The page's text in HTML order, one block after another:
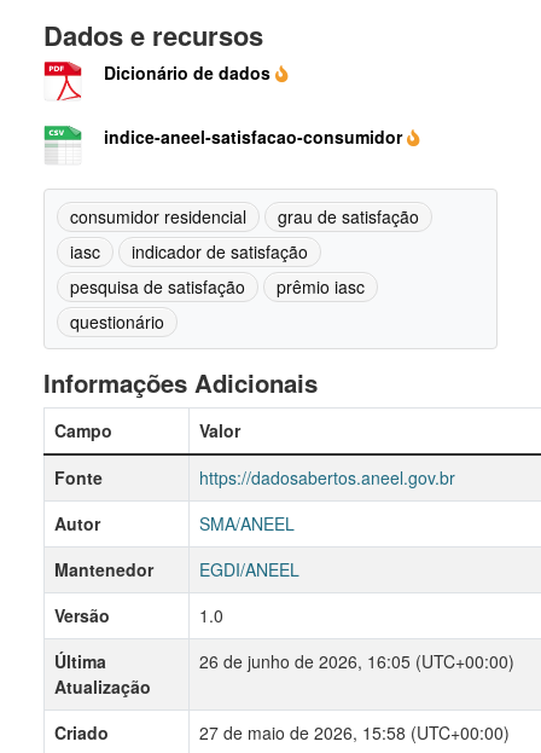
Dados e recursos
Dicionário de dados
indice-aneel-satisfacao-consumidor
consumidor residencial
grau de satisfação
iasc
indicador de satisfação
pesquisa de satisfação
prêmio iasc
questionário
Informações Adicionais
Campo
Valor
Fonte
https://dadosabertos.aneel.gov.br
Autor
SMA/ANEEL
Mantenedor
EGDI/ANEEL
Versão
1.0
Última
Atualização
26 de junho de 2026, 16:05 (UTC+00:00)
Criado
27 de maio de 2026, 15:58 (UTC+00:00)